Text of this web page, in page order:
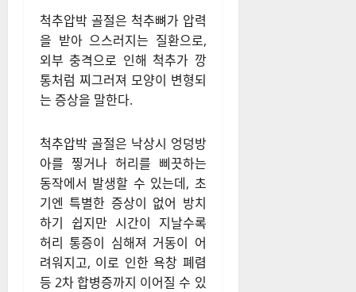
척추압박 골절은 척추뼈가 압력
을 받아 으스러지는 질환으로,
외부 충격으로 인해 척추가 깡
통처럼 찌그러져 모양이 변형되
는 증상을 말한다.
척추압박 골절은 낙상시 엉덩방
아를 찧거나 허리를 삐끗하는
동작에서 발생할 수 있는데, 초
기엔 특별한 증상이 없어 방치
하기 쉽지만 시간이 지날수록
허리 통증이 심해져 거동이 어
려워지고, 이로 인한 욕창 폐렴
등 2차 합병증까지 이어질 수 있